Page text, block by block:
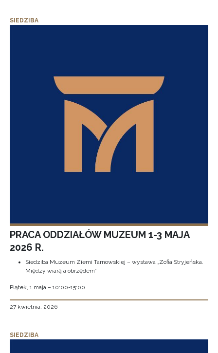
SIEDZIBA
PRACA ODDZIAŁÓW MUZEUM 1-3 MAJA
2026 R.
Siedziba Muzeum Ziemi Tarnowskiej – wystawa „Zofia Stryjeńska.
Między wiarą a obrzędem”
Piątek, 1 maja – 10:00-15:00
27 kwietnia, 2026
SIEDZIBA